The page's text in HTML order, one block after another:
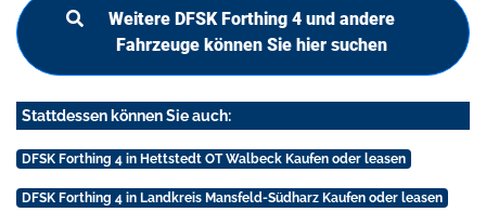
Weitere DFSK Forthing 4 und andere
Fahrzeuge können Sie hier suchen
Stattdessen können Sie auch:
DFSK Forthing 4 in Hettstedt OT Walbeck Kaufen oder leasen
DFSK Forthing 4 in Landkreis Mansfeld-Südharz Kaufen oder leasen